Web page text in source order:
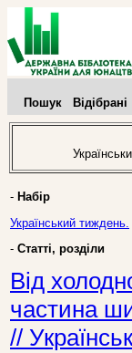
Пошук Відібрані
- Набір
Український тиждень.
- Статті, розділи
Від
частина
//